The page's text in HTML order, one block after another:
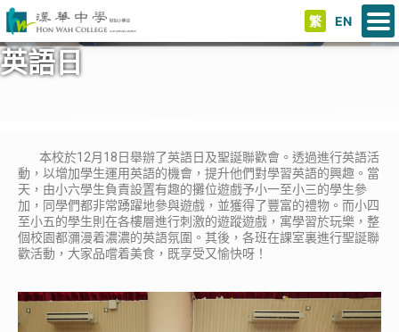
繁 EN
英語日
本校於12月18日舉辦了英語日及聖誕聯歡會。透過進行英語活
動，以增加學生運用英語的機會，提升他們對學習英語的興趣。當
天，由小六學生負責設置有趣的攤位遊戲予小一至小三的學生參
加，同學們都非常踴躍地參與遊戲，並獲得了豐富的禮物。而小四
至小五的學生則在各樓層進行刺激的遊蹤遊戲，寓學習於玩樂，整
個校園都瀰漫着濃濃的英語氛圍。其後，各班在課室裏進行聖誕聯
歡活動，大家品嚐着美食，既享受又愉快呀！